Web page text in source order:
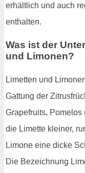
erhältlich und auch
enthalten.
Was ist der
und Limonen?
Limetten und
Gattung der
Grapefruits, Pomelos
die Limette kleiner,
Limone eine dicke
Die Bezeichnung